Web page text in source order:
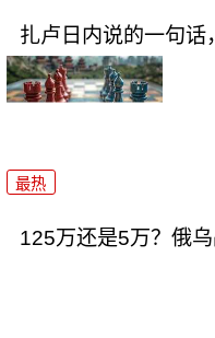
扎卢日内说的一句话
最热
125万还是5万？俄